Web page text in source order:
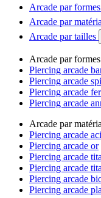
Arcade par formes
Arcade par
Arcade par tailles
Arcade par formes
Piercing arcade
Piercing arcade
Piercing arcade
Piercing arcade
Arcade par
Piercing arcade
Piercing arcade or
Piercing arcade
Piercing arcade
Piercing arcade
Piercing arcade